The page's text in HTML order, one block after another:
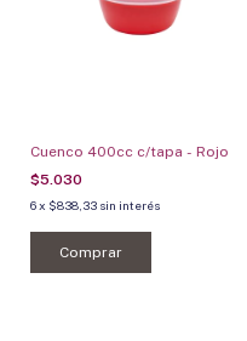
Cuenco 400cc c/tapa - Rojo
$5.030
6x $838,33 sin interés
Comprar